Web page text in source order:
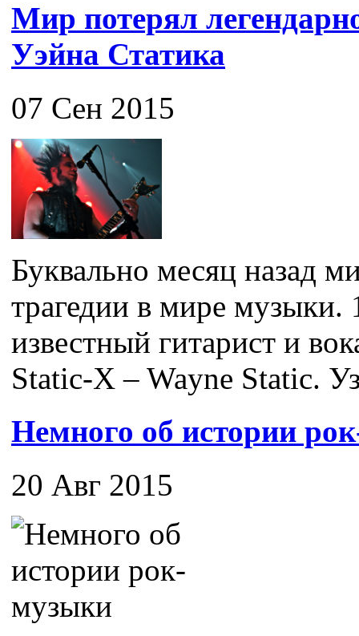
Мир потерял
Уэйна Статика
07 Сен 2015
Буквально месяц назад
трагедии в мире музыки.
известный гитарист и
Static-X – Wayne Static.
Немного об истории
20 Авг 2015